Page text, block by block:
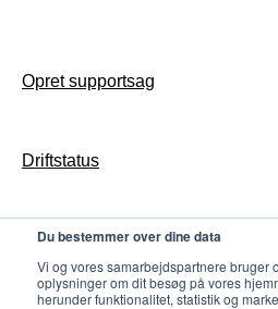
Du bestemmer over dine data
Vi og vores samarbejdspartnere bruger
oplysninger om dit besøg på vores
herunder funktionalitet, statistik og
Markedsføring: Digitalt
Log
Biblioteket-app drift
Gates konfiguration & drift
Tilmeld dig Nyhedsbrev
Opret supportsag
Driftstatus
Persondatapolitik